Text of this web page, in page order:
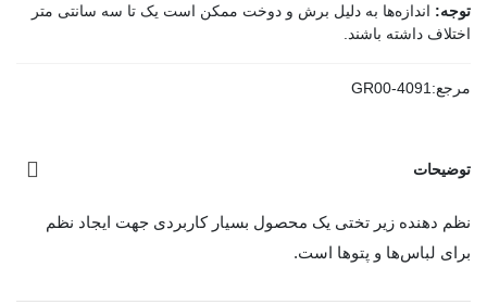
توجه: اندازه‌ها به دلیل برش و دوخت ممکن است یک تا سه سانتی متر
اختلاف داشته باشند.
مرجع: GR00-4091
توضیحات
نظم دهنده زیر تختی یک محصول بسیار کاربردی جهت ایجاد نظم
برای لباس‌ها و پتو‌ها است.